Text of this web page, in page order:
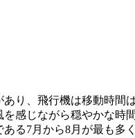
り、飛行機は移動時
感じながら穏やかな時
る7月から8月が最も